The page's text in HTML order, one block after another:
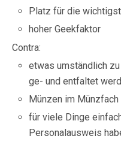
Platz für die
hoher Geekfaktor
Contra:
etwas umständlich
ge- und entfaltet
Münzen im
für viele Dinge
Personalausweis